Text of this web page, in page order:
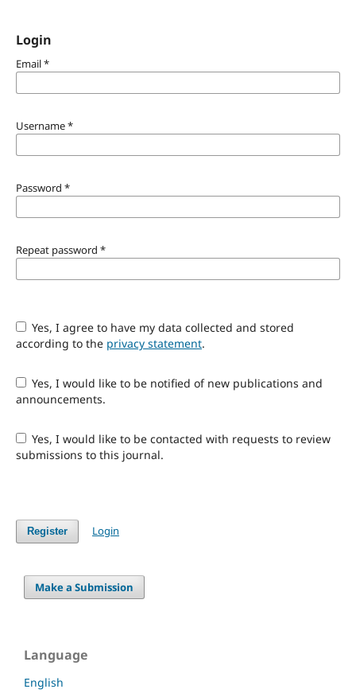
Login
Email*
Username*
Password *
Repeat password *
Yes, I agree to have my data collected and stored
according to the privacy statement.
Yes, I would like to be notified of new publications and
announcements.
Yes, I would like to be contacted with requests to review
submissions to this journal.
Register Login
Make a Submission
Language
English